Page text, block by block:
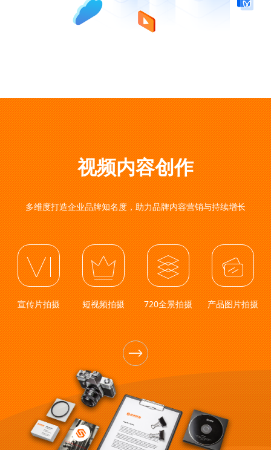
视频内容创作
多维度打造企业品牌知名度，助力品牌内容营销与持续增长
宣传片拍摄 短视频拍摄 720全景拍摄 产品图片拍摄